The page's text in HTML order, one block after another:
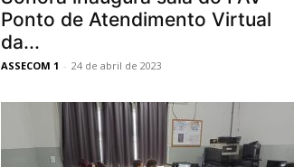
Ponto de Atendimento Virtual
da...
ASSECOM 1 - 24 de abril de 2023